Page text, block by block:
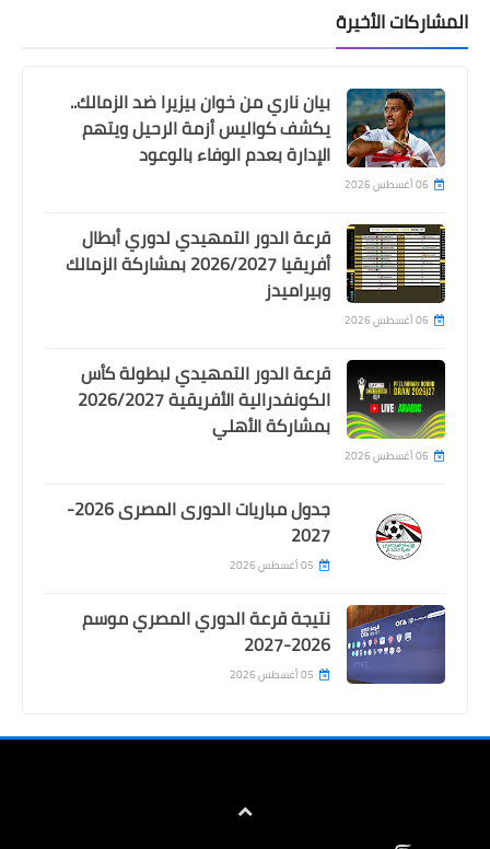
المشاركات الأخيرة
بيان ناري من خوان بيزيرا ضد الزمالك..
يكشف كواليس أزمة الرحيل ويتهم
الإدارة بعدم الوفاء بالوعود
06 أغسطس 2026
قرعة الدور التمهيدي لدوري أبطال
أفريقيا 2026/2027 بمشاركة الزمالك
وبيراميدز
06 أغسطس 2026
قرعة الدور التمهيدي لبطولة كأس
الكونفدرالية الأفريقية 2026/2027
بمشاركة الأهلي
06 أغسطس 2026
جدول مباريات الدورى المصرى 2026-
2027
05 أغسطس 2026
نتيجة قرعة الدوري المصري موسم
2026-2027
05 أغسطس 2026